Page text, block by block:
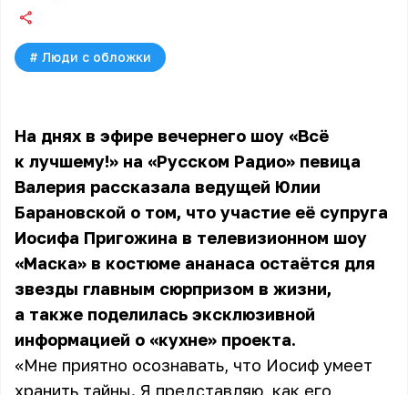
# Люди с обложки
На днях в эфире вечернего шоу «Всё
к лучшему!» на «Русском Радио» певица
Валерия рассказала ведущей Юлии
Барановской о том, что участие её супруга
Иосифа Пригожина в телевизионном шоу
«Маска» в костюме ананаса остаётся для
звезды главным сюрпризом в жизни,
а также поделилась эксклюзивной
информацией о «кухне» проекта.
«Мне приятно осознавать, что Иосиф умеет
хранить тайны. Я представляю, как его